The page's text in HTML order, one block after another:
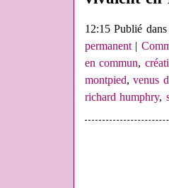
12:15 Publié
permanent|
en commun,
montpied,venus
richard humphry,